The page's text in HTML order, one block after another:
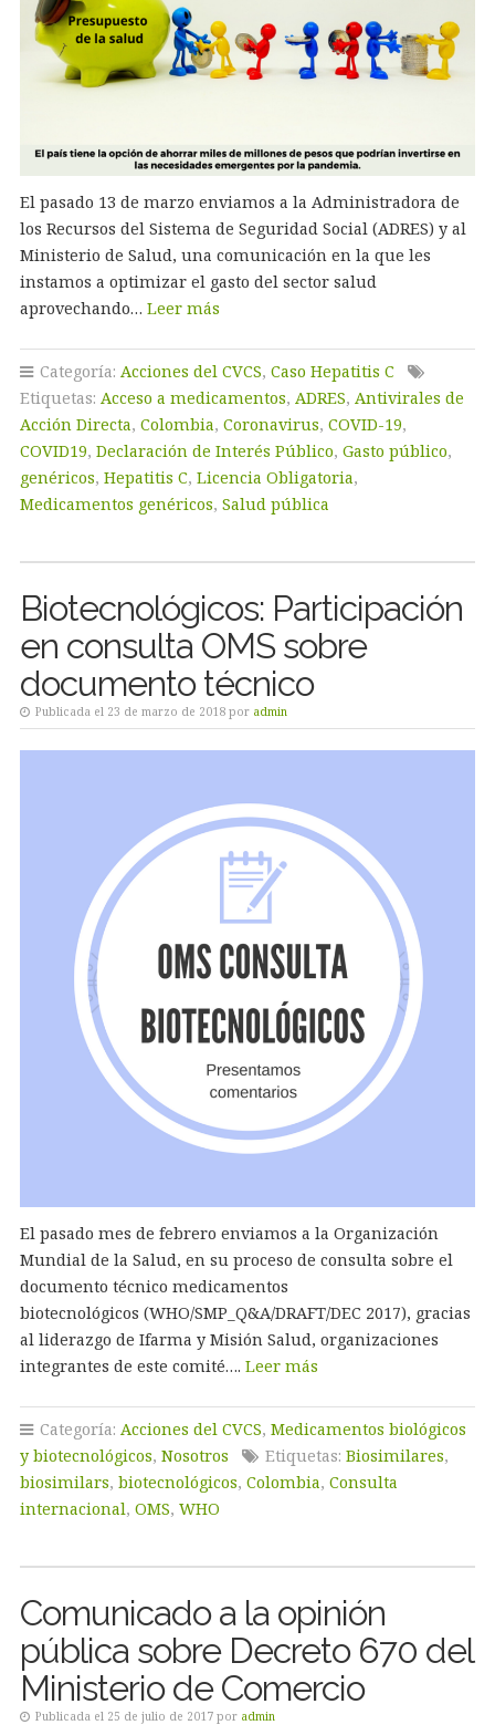
El pasado 13 de marzo enviamos a la Administradora de
los Recursos del Sistema de Seguridad Social (ADRES) y al
Ministerio de Salud, una comunicación en la que les
instamos a optimizar el gasto del sector salud
aprovechando… Leer más
Categoría: Acciones del CVCS, Caso Hepatitis C
Etiquetas: Acceso a medicamentos, ADRES, Antivirales de
Acción Directa, Colombia, Coronavirus, COVID-19,
COVID19, Declaración de Interés Público, Gasto público,
genéricos, Hepatitis C, Licencia Obligatoria,
Medicamentos genéricos, Salud pública
Biotecnológicos: Participación
en consulta OMS sobre
documento técnico
Publicada el 23 de marzo de 2018 por admin
El pasado mes de febrero enviamos a la Organización
Mundial de la Salud, en su proceso de consulta sobre el
documento técnico medicamentos
biotecnológicos (WHO/SMP_Q&A/DRAFT/DEC 2017), gracias
al liderazgo de Ifarma y Misión Salud, organizaciones
integrantes de este comité…. Leer más
Categoría: Acciones del CVCS, Medicamentos biológicos
y biotecnológicos, Nosotros Etiquetas: Biosimilares,
biosimilars, biotecnológicos, Colombia, Consulta
internacional, OMS, WHO
Comunicado a la opinión
pública sobre Decreto 670 del
Ministerio de Comercio
Publicada el 25 de julio de 2017 por admin